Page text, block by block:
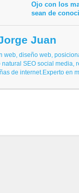
Ojo con los
sean de
Juan
web, diseño web,
natural SEO social media,
de internet.Experto en